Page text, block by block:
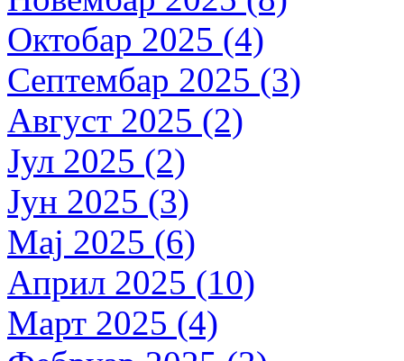
Октобар 2025 (4)
Септембар 2025 (3)
Август 2025 (2)
Јул 2025 (2)
Јун 2025 (3)
Мај 2025 (6)
Април 2025 (10)
Март 2025 (4)